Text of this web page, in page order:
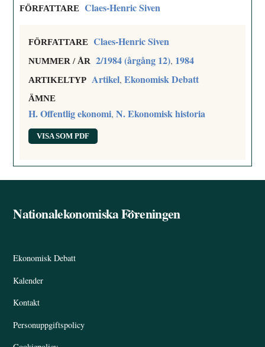
FÖRFATTARE Claes-Henric Siven
FÖRFATTARE Claes-Henric Siven
NUMMER / ÅR 2/1984 (årgång 12), 1984
ARTIKELTYP Artikel,Ekonomisk Debatt
ÄMNE
H. Offentlig ekonomi,N. Ekonomisk historia
VISA SOM PDF
Back
Nationalekonomiska Föreningen
Ekonomisk Debatt
Kalender
Kontakt
Personuppgiftspolicy